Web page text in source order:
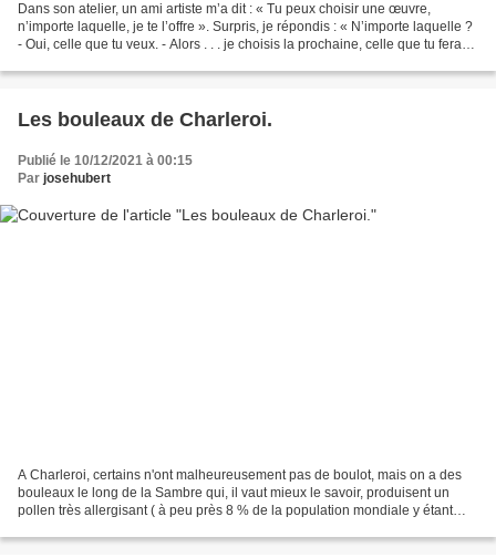
Dans son atelier, un ami artiste m’a dit : « Tu peux choisir une œuvre,
n’importe laquelle, je te l’offre ». Surpris, je répondis : « N’importe laquelle ?
- Oui, celle que tu veux. - Alors . . . je choisis la prochaine, celle que tu feras
Les bouleaux de Charleroi.
Publié le 10/12/2021 à 00:15
Par josehubert
A Charleroi, certains n'ont malheureusement pas de boulot, mais on a des
bouleaux le long de la Sambre qui, il vaut mieux le savoir, produisent un
pollen très allergisant ( à peu près 8 % de la population mondiale y étant